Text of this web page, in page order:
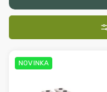
Nejlevnější
NOVINKA